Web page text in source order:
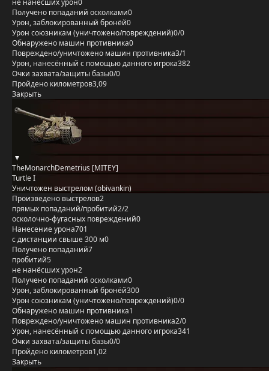
не нанёсших урон0
Получено попаданий осколками0
Урон, заблокированный бронёй0
Урон союзникам (уничтожено/повреждений)0/0
Обнаружено машин противника0
Повреждено/уничтожено машин противника3/1
Урон, нанесённый с помощью данного игрока382
Очки захвата/защиты базы0/0
Пройдено километров3,09
Закрыть
TheMonarchDemetrius [MITEY]
Turtle I
Уничтожен выстрелом (obivankin)
Произведено выстрелов2
прямых попаданий/пробитий2/2
осколочно-фугасных повреждений0
Нанесение урона701
с дистанции свыше 300 м0
Получено попаданий7
пробитий5
не нанёсших урон2
Получено попаданий осколками0
Урон, заблокированный бронёй300
Урон союзникам (уничтожено/повреждений)0/0
Обнаружено машин противника1
Повреждено/уничтожено машин противника2/0
Урон, нанесённый с помощью данного игрока341
Очки захвата/защиты базы0/0
Пройдено километров1,02
Закрыть